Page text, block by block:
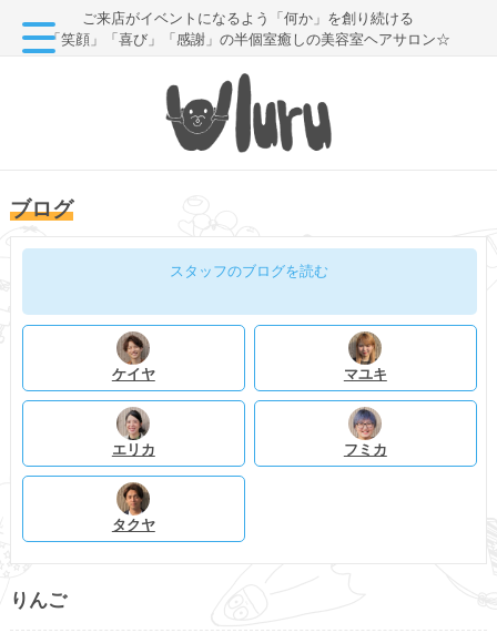
ご来店がイベントになるよう「何か」を創り続ける
「笑顔」「喜び」「感謝」の半個室癒しの美容室ヘアサロン☆
ブログ
スタッフのブログを読む
ケイヤ マユキ
エリカ フミカ
タクヤ
りんご